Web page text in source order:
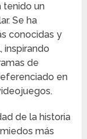
tenido un
Se ha
conocidas y
inspirando
de
en
de la historia
más